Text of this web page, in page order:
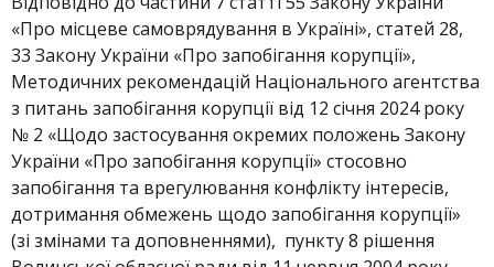
«Про місцеве самоврядування в Україні», статей 28,
33 Закону України «Про запобігання корупції»,
Методичних рекомендацій Національного агентства
з питань запобігання корупції від 12 січня 2024 року
№ 2 «Щодо застосування окремих положень Закону
України «Про запобігання корупції» стосовно
запобігання та врегулювання конфлікту інтересів,
дотримання обмежень щодо запобігання корупції»
(зі змінами та доповненнями), пункту 8 рішення